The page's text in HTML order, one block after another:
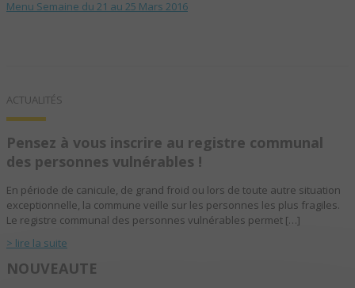
Menu Semaine du 21 au 25 Mars 2016
ACTUALITÉS
Pensez à vous inscrire au registre communal
des personnes vulnérables !
En période de canicule, de grand froid ou lors de toute autre situation
exceptionnelle, la commune veille sur les personnes les plus fragiles.
Le registre communal des personnes vulnérables permet […]
> lire la suite
NOUVEAUTE